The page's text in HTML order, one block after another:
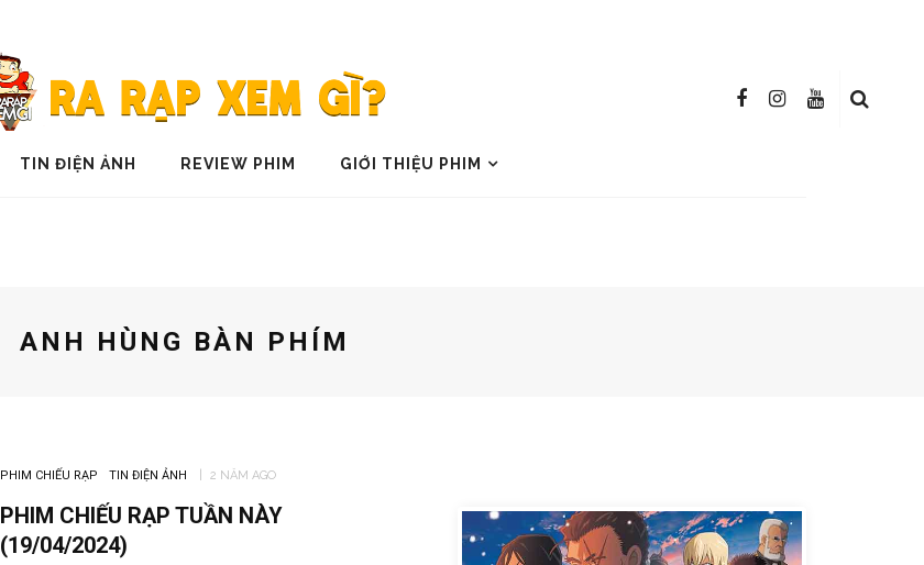
TIN ĐIỆN ẢNH REVIEW PHIM GIỚI THIỆU PHIM
ANH HÙNG BÀN PHÍM
PHIM CHIẾU RẠP TIN ĐIỆN ẢNH 2 NĂM AGO
PHIM CHIẾU RẠP TUẦN NÀY
(19/04/2024)